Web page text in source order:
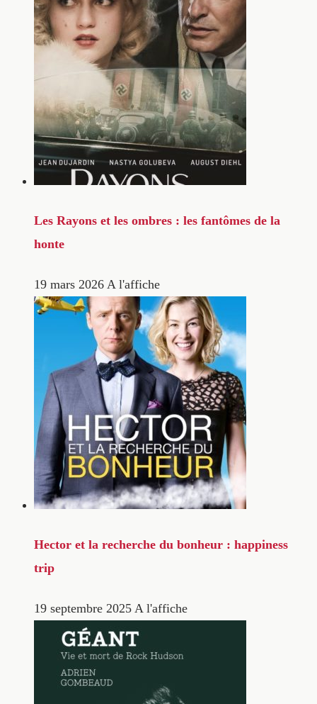
Les Rayons et les ombres : les fantômes de la
honte
19 mars 2026 A l'affiche
Hector et la recherche du bonheur : happiness
trip
19 septembre 2025 A l'affiche